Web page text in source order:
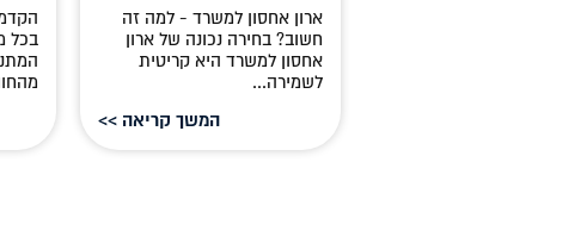
ארון אחסון למשרד - למה זה
חשוב? בחירה נכונה של ארון
אחסון למשרד היא קריטית
לשמירה...
המשך קריאה >>
בכל